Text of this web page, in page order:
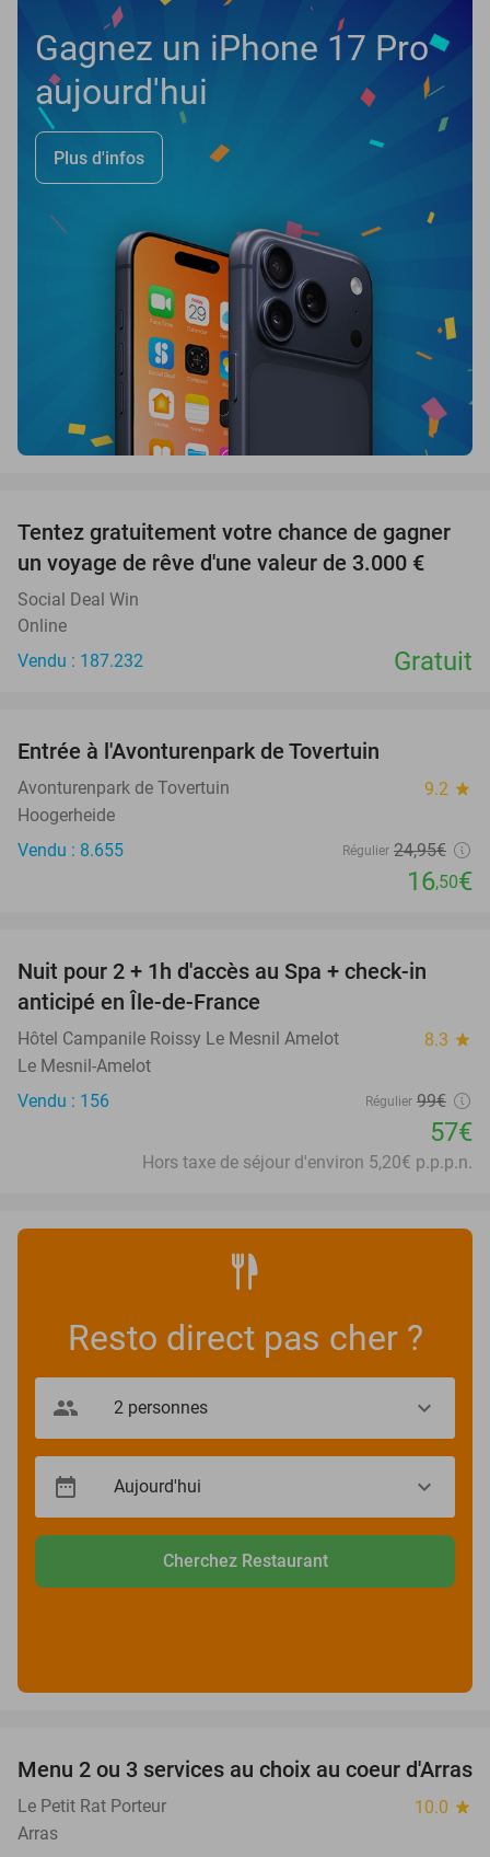
Gagnez un iPhone 17 Pro
aujourd'hui
Plus d'infos
Tentez gratuitement votre chance de gagner
un voyage de rêve d'une valeur de 3.000 €
Social Deal Win
Online
Vendu : 187.232
Gratuit
Entrée à l'Avonturenpark de Tovertuin
Avonturenpark de Tovertuin 9.2 star
Hoogerheide
Vendu : 8.655
Régulier 24,95€
16,50€
42%
Nuit pour 2 + 1h d'accès au Spa + check-in
anticipé en Île-de-France
Hôtel Campanile Roissy Le Mesnil Amelot 8.3 star
Le Mesnil-Amelot
Vendu : 156
Régulier 99€
57€
Hors taxe de séjour d'environ 5,20€ p.p.p.n.
Resto direct pas cher ?
Cherchez Restaurant
38%
Menu 2 ou 3 services au choix au coeur d'Arras
Le Petit Rat Porteur 10.0 star
Arras